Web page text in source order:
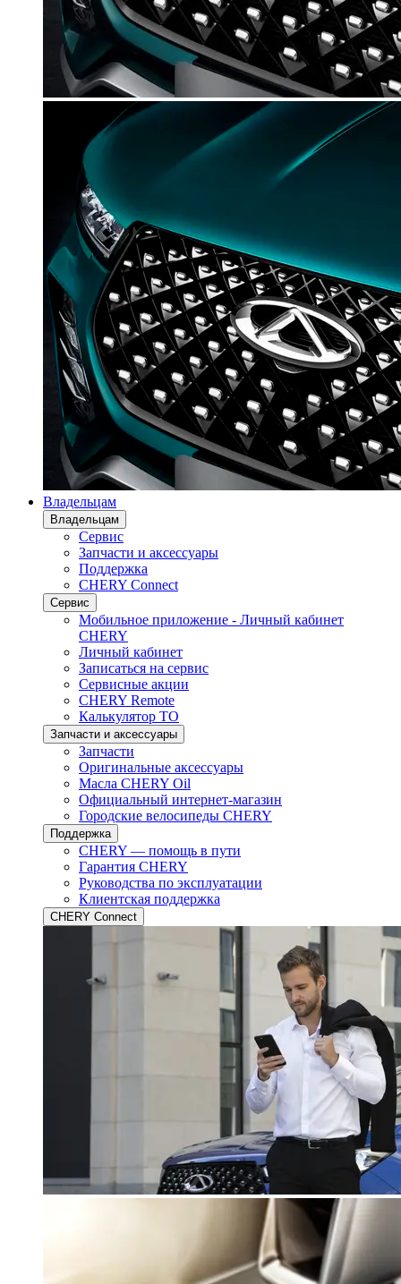
Владельцам
Владельцам
Сервис
Запчасти и аксессуары
Поддержка
CHERY Connect
Сервис
Мобильное приложение - Личный кабинет
CHERY
Личный кабинет
Записаться на сервис
Сервисные акции
CHERY Remote
Калькулятор ТО
Запчасти и аксессуары
Запчасти
Оригинальные аксессуары
Масла CHERY Oil
Официальный интернет-магазин
Городские велосипеды CHERY
Поддержка
CHERY — помощь в пути
Гарантия CHERY
Руководства по эксплуатации
Клиентская поддержка
CHERY Connect